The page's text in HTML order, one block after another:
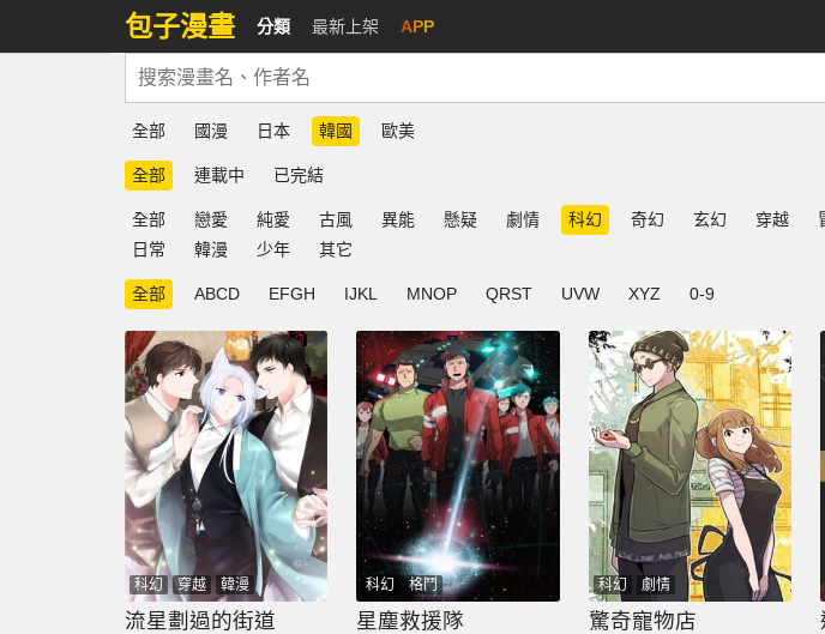
包子漫畫 分類 最新上架 APP
全部 國漫 日本 韓國 歐美
全部 連載中 已完結
全部 戀愛 純愛 古風 異能 懸疑 劇情 科幻 奇幻 玄幻 穿越
日常
韓漫 少年 其它
全部 ABCD EFGH IJKL MNOP QRST UVW XYZ 0-9
科幻 穿越 韓漫
流星劃過的街道
科幻 格鬥
星塵救援隊
科幻 劇情
驚奇寵物店